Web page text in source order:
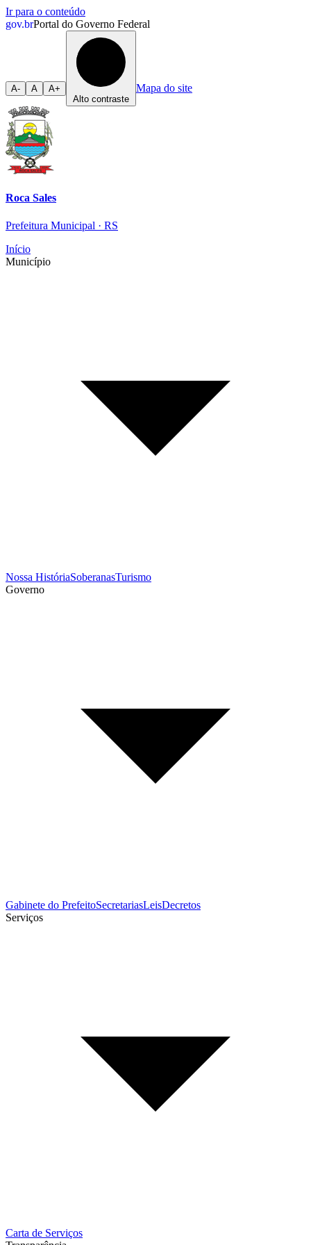
Ir para o conteúdo
gov.brPortal do Governo Federal
A- A
A+
Alto contraste
Mapa do site
Roca Sales
Prefeitura Municipal · RS
Início
Município
Nossa HistóriaSoberanasTurismo
Governo
Gabinete do PrefeitoSecretariasLeisDecretos
Serviços
Carta de Serviços